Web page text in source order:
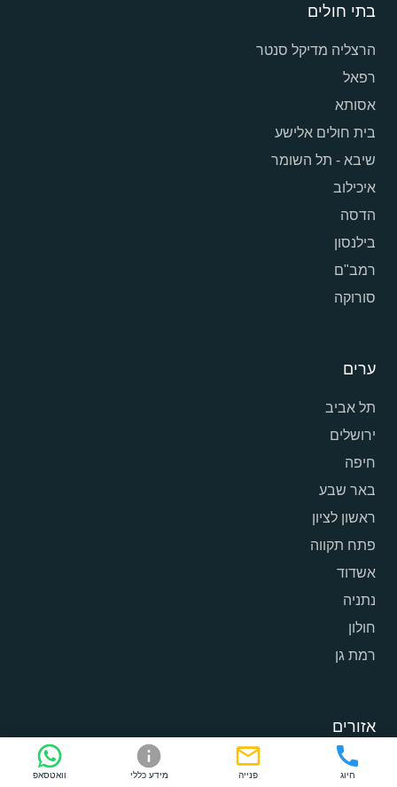
בתי חולים
הרצליה מדיקל סנטר
רפאל
אסותא
בית חולים אלישע
שיבא - תל השומר
איכילוב
הדסה
בילנסון
רמב"ם
סורוקה
ערים
תל אביב
ירושלים
חיפה
באר שבע
ראשון לציון
פתח תקווה
אשדוד
נתניה
חולון
רמת גן
אזורים
אזור המרכז
חיוג פנייה מידע כללי וואטסאפ